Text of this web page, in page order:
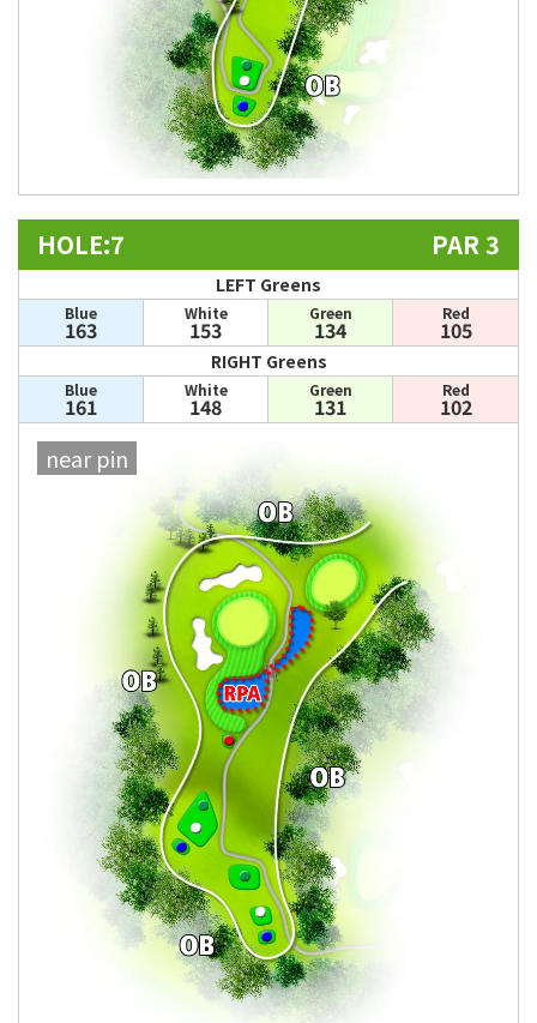
HOLE:7 PAR 3
LEFT Greens
Blue
163
White
153
Green
134
Red
105
RIGHT Greens
Blue
161
White
148
Green
131
Red
102
near pin